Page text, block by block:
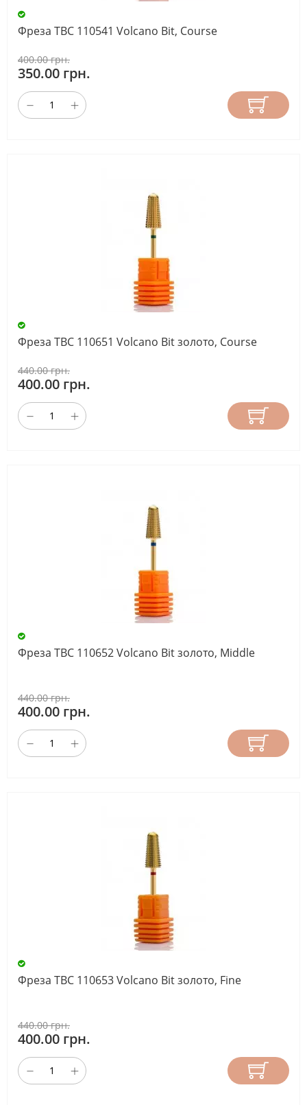
Фреза ТВС 110541 Volcano Bit, Course
400.00 грн.
350.00 грн.
Фреза ТВС 110651 Volcano Bit золото, Course
440.00 грн.
400.00 грн.
Фреза ТВС 110652 Volcano Bit золото, Middle
440.00 грн.
400.00 грн.
Фреза ТВС 110653 Volcano Bit золото, Fine
440.00 грн.
400.00 грн.